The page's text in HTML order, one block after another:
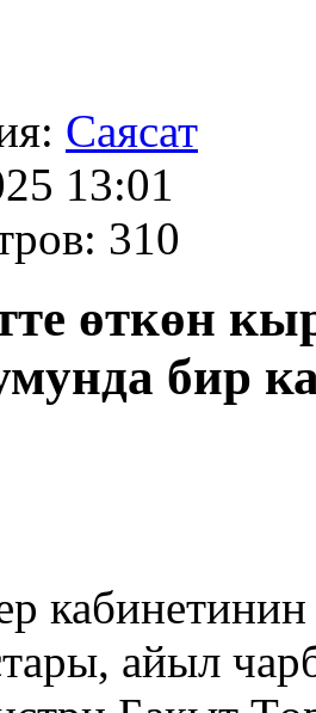
Саясат
13:01
310
өткөн
бир
айыл